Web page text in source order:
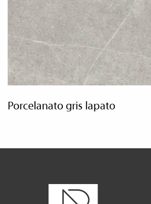
porcelanato gris lapato